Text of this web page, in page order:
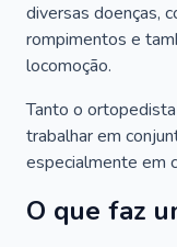
diversas doenças,
rompimentos e
locomoção.
Tanto o
trabalhar em
especialmente em
O que faz